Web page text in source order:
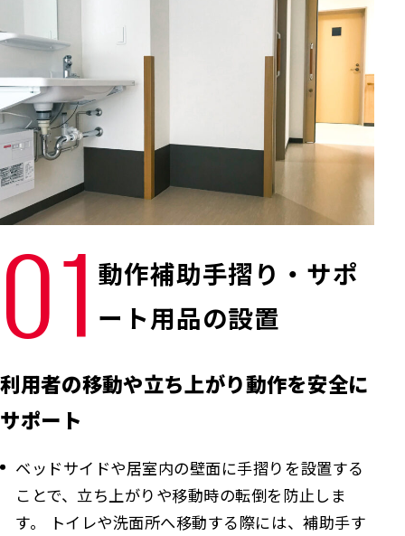
01 動作補助手摺り・サポ
ート用品の設置
利用者の移動や立ち上がり動作を安全に
サポート
ベッドサイドや居室内の壁面に手摺りを設置する
ことで、立ち上がりや移動時の転倒を防止しま
す。 トイレや洗面所へ移動する際には、補助手す